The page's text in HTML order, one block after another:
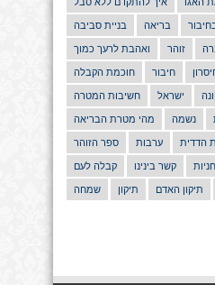
בניית סביבה בריאה
ואהבת לרעך כמוך זוהר
חוכמת הקבלה חיבור
חשיבות המטרה ישראל
מהי מטרת הבריאה נשמה
ספר הזוהר ערבות הדדית
קבלה לעם קשר בינינו
שמחה תיקון תיקון האדם